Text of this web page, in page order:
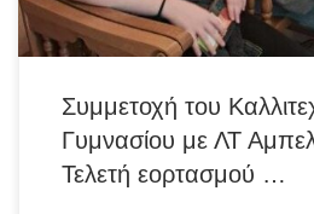
Συμμετοχή του
Γυμνασίου με ΛΤ
Τελετή εορτασμού …